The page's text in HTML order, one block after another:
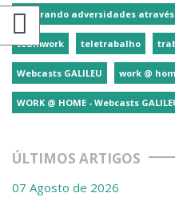
Superando adversidades
teamwork teletrabalho
Webcasts GALILEU work @
WORK @ HOME - Webcasts
ÚLTIMOS ARTIGOS
07 Agosto de 2026